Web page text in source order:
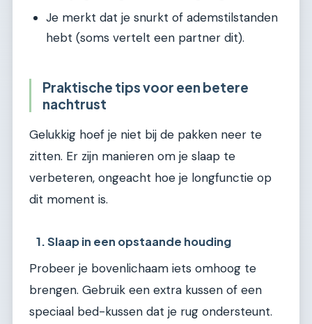
Je merkt dat je snurkt of ademstilstanden
hebt (soms vertelt een partner dit).
Praktische tips voor een betere
nachtrust
Gelukkig hoef je niet bij de pakken neer te
zitten. Er zijn manieren om je slaap te
verbeteren, ongeacht hoe je longfunctie op
dit moment is.
1. Slaap in een opstaande houding
Probeer je bovenlichaam iets omhoog te
brengen. Gebruik een extra kussen of een
speciaal bed-kussen dat je rug ondersteunt.